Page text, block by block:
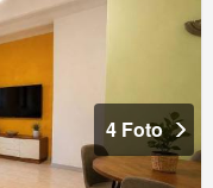
4 Foto